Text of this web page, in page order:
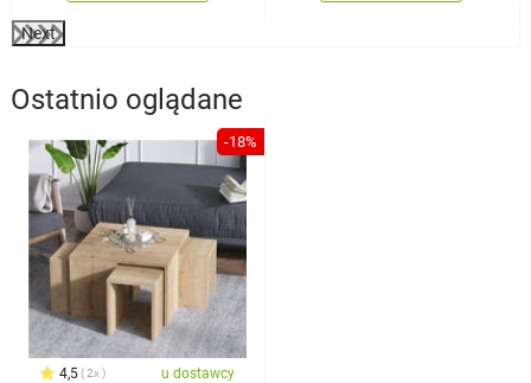
Next
Ostatnio oglądane
-18%
4,5 2x u dostawcy